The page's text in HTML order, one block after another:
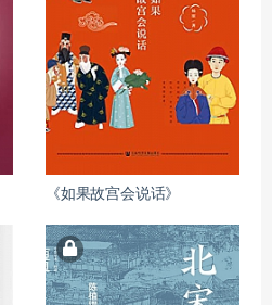
《如果故宫会说话》